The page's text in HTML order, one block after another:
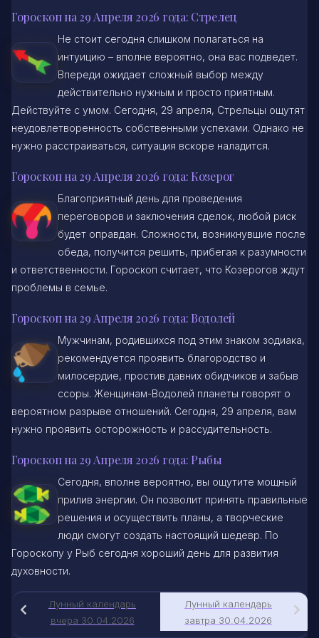
Гороскоп на 29 Апреля 2026 года: Стрелец
Не стоит сегодня слишком полагаться на
интуицию – вполне вероятно, она вас подведет.
Впереди ожидает сложный выбор между
действительно нужным и просто приятным.
Действуйте с умом. Сегодня, 29 апреля, Стрельцы ощутят
неудовлетворенность собственными успехами. Однако не
нужно расстраиваться, ситуация вскоре наладится.
Гороскоп на 29 Апреля 2026 года: Козерог
Благоприятный день для проведения
переговоров и заключения сделок, любой риск
будет оправдан. Сложности, возникнувшие после
обеда, получится решить, прибегая к разумности
и ответственности. Гороскоп считает, что Козерогов ждут
проблемы в семье.
Гороскоп на 29 Апреля 2026 года: Водолей
Мужчинам, родившихся под этим знаком зодиака,
рекомендуется проявить благородство и
милосердие, простив давних обидчиков и забыв
ссоры. Женщинам-Водолей планеты говорят о
вероятном разрыве отношений. Сегодня, 29 апреля, вам
нужно проявить осторожность и рассудительность.
Гороскоп на 29 Апреля 2026 года: Рыбы
Сегодня, вполне вероятно, вы ощутите мощный
прилив энергии. Он позволит принять правильные
решения и осуществить планы, а творческие
люди смогут создать настоящий шедевр. По
Гороскопу у Рыб сегодня хороший день для развития
духовности.
Лунный календарь
завтра 30.04.2026
Лунный календарь
вчера 30.04.2026